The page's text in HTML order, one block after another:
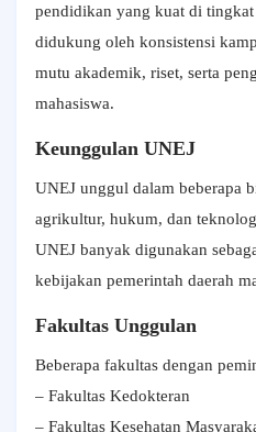
pendidikan yang kuat di
didukung oleh konsistensi
mutu akademik, riset, serta
mahasiswa.
Keunggulan UNEJ
UNEJ unggul dalam beberapa
agrikultur, hukum, dan
UNEJ banyak digunakan
kebijakan pemerintah daerah
Fakultas Unggulan
Beberapa fakultas dengan
– Fakultas Kedokteran
– Fakultas Kesehatan